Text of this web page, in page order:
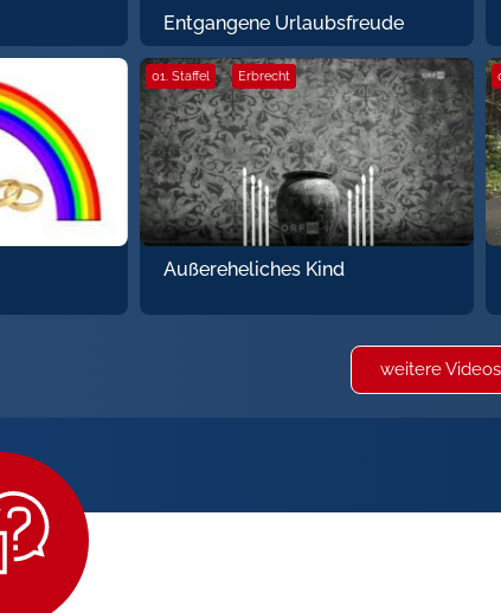
Entgangene Urlaubsfreude
01. Staffel · Erbrecht
Außereheliches Kind
weitere